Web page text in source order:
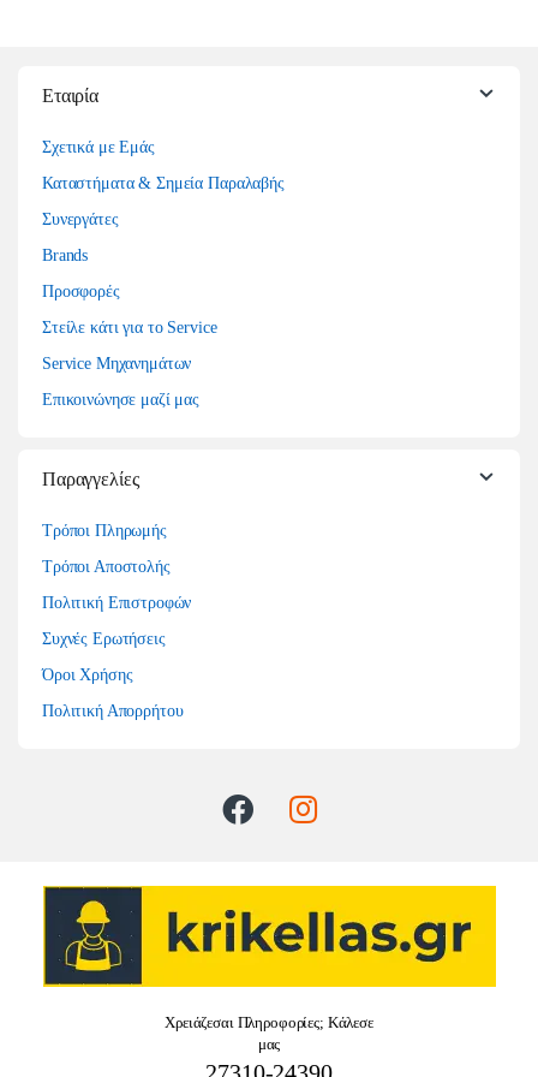
Εταιρία
Σχετικά με Εμάς
Καταστήματα & Σημεία Παραλαβής
Συνεργάτες
Brands
Προσφορές
Στείλε κάτι για το Service
Service Μηχανημάτων
Επικοινώνησε μαζί μας
Παραγγελίες
Τρόποι Πληρωμής
Τρόποι Αποστολής
Πολιτική Επιστροφών
Συχνές Ερωτήσεις
Όροι Χρήσης
Πολιτική Απορρήτου
Χρειάζεσαι Πληροφορίες; Κάλεσε
μας